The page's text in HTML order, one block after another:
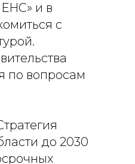
и в
с
по вопросам
до 2030